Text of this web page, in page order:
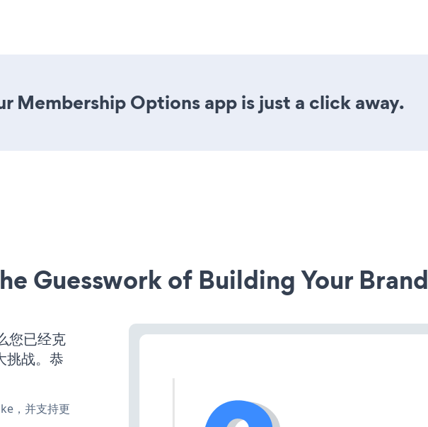
Membership Options app is just a click away.
Guesswork of Building Your Brand
您已经克
挑战。恭
，并支持更